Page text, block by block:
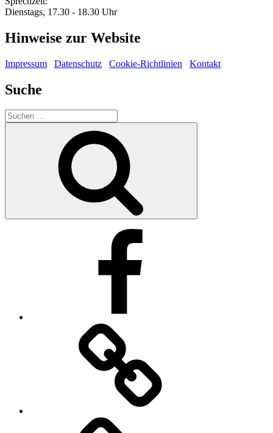
Dienstags, 17.30 - 18.30 Uhr
Hinweise zur Website
Impressum Datenschutz Cookie-Richtlinien Kontakt
Suche
Suche
nach:
Datenschutzerklärung